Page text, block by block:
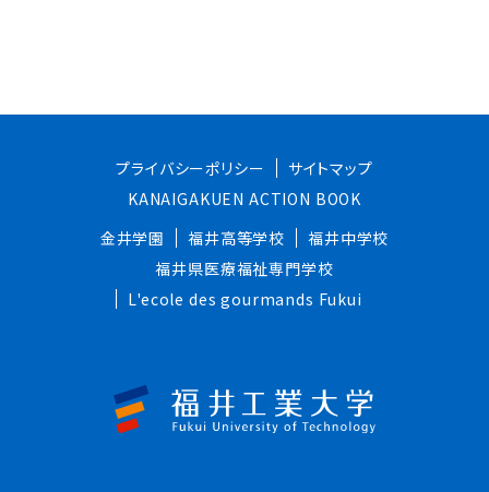
プライバシーポリシー
サイトマップ
KANAIGAKUEN ACTION BOOK
金井学園
福井高等学校
福井中学校
福井県医療福祉専門学校
L'ecole des gourmands Fukui